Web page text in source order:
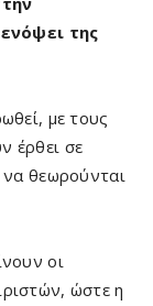
της
με τους
έρθει σε
να θεωρούνται
οι
ώστε η